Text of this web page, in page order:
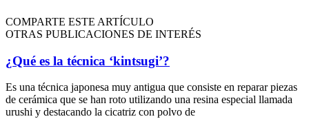
COMPARTE ESTE ARTÍCULO
OTRAS PUBLICACIONES DE INTERÉS
¿Qué es la técnica ‘kintsugi’?
Es una técnica japonesa muy antigua que consiste en reparar piezas
de cerámica que se han roto utilizando una resina especial llamada
urushi y destacando la cicatriz con polvo de